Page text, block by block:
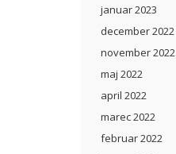
januar 2023
december 2022
november 2022
maj 2022
april 2022
marec 2022
februar 2022